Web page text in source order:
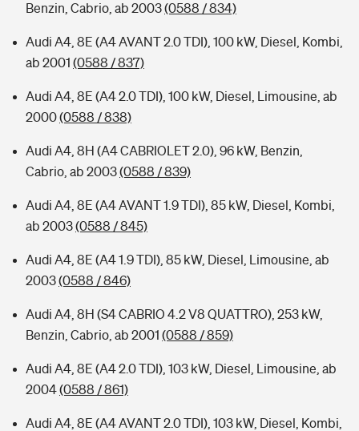
Benzin, Cabrio, ab 2003(0588 / 834)
Audi A4, 8E (A4 AVANT 2.0 TDI), 100 kW, Diesel, Kombi,
ab 2001 (0588 / 837)
Audi A4, 8E (A4 2.0 TDI), 100 kW, Diesel, Limousine, ab
2000(0588 / 838)
Audi A4, 8H (A4 CABRIOLET 2.0), 96 kW, Benzin,
Cabrio, ab 2003(0588 / 839)
Audi A4, 8E (A4 AVANT 1.9 TDI), 85 kW, Diesel, Kombi,
ab 2003(0588 / 845)
Audi A4, 8E (A4 1.9 TDI), 85 kW, Diesel, Limousine, ab
2003(0588 / 846)
Audi A4, 8H (S4 CABRIO 4.2 V8 QUATTRO), 253 kW,
Benzin, Cabrio, ab 2001 (0588 / 859)
Audi A4, 8E (A4 2.0 TDI), 103 kW, Diesel, Limousine, ab
2004(0588 / 861)
Audi A4, 8E (A4 AVANT 2.0 TDI), 103 kW, Diesel, Kombi,